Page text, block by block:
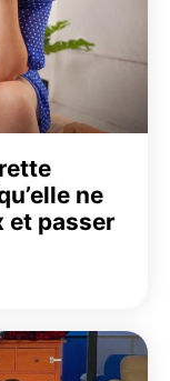
ne
et passer